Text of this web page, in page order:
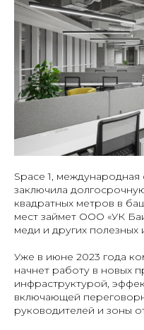
Space 1, международная
заключила
квадратных метров в
мест займет ООО «УК
меди и других полезных
Уже в июне 2023 года
начнет работу в новых
инфраструктурой,
включающей
руководителей и зоны